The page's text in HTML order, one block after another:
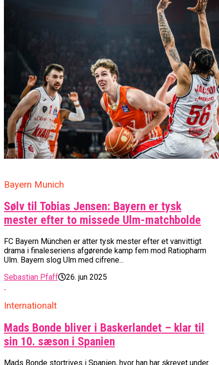
Bayern Munich
Sølv til Tobias Jensen: Bayern er tysk
mester efter to missede Ulm-matchbolde
FC Bayern München er atter tysk mester efter et vanvittigt
drama i finaleseriens afgørende kamp fem mod Ratiopharm
Ulm. Bayern slog Ulm med cifrene...
Sebastian Pfaff
26. jun 2025
Internationalt
Mads Bonde bliver i Baskerlandet – klar til
sin 10. sæson i Spanien
Mads Bonde stortrives i Spanien, hvor han har skrevet under